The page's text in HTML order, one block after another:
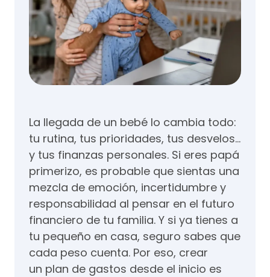
La llegada de un bebé lo cambia todo:
tu rutina, tus prioridades, tus desvelos…
y tus finanzas personales. Si eres papá
primerizo, es probable que sientas una
mezcla de emoción, incertidumbre y
responsabilidad al pensar en el futuro
financiero de tu familia. Y si ya tienes a
tu pequeño en casa, seguro sabes que
cada peso cuenta. Por eso, crear
un plan de gastos desde el inicio es